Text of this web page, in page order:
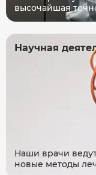
высочайшая
Научная
Наши врачи
новые методы